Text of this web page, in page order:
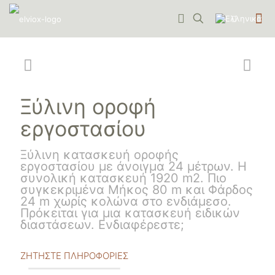
Ξύλινη οροφή
εργοστασίου
Ξύλινη κατασκευή οροφής
εργοστασίου με άνοιγμα 24 μέτρων. Η
συνολική κατασκευή 1920 m2. Πιο
συγκεκριμένα Μήκος 80 m και Φάρδος
24 m χωρίς κολώνα στο ενδιάμεσο.
Πρόκειται για μια κατασκευή ειδικών
διαστάσεων. Ενδιαφέρεστε;
ΖΗΤΗΣΤΕ ΠΛΗΡΟΦΟΡΙΕΣ